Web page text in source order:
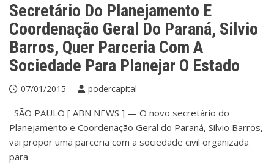
Secretário Do Planejamento E
Coordenação Geral Do Paraná, Silvio
Barros, Quer Parceria Com A
Sociedade Para Planejar O Estado
07/01/2015 podercapital
SÃO PAULO [ ABN NEWS ] — O novo secretário do
Planejamento e Coordenação Geral do Paraná, Silvio Barros,
vai propor uma parceria com a sociedade civil organizada
para